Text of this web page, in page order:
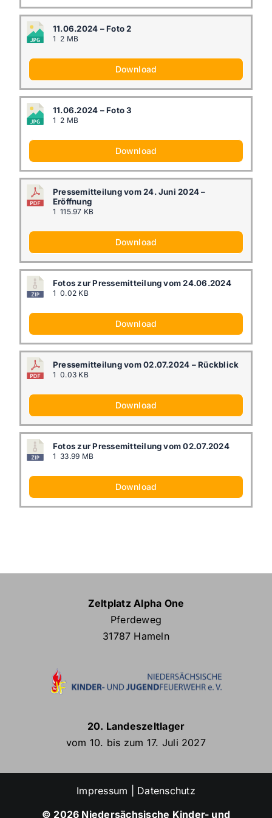
11.06.2024 – Foto 2
1 2 MB
Download
11.06.2024 – Foto 3
1 2 MB
Download
Pressemitteilung vom 24. Juni 2024 –
Eröffnung
1 115.97 KB
Download
Fotos zur Pressemitteilung vom 24.06.2024
1 0.02 KB
Download
Pressemitteilung vom 02.07.2024 – Rückblick
1 0.03 KB
Download
Fotos zur Pressemitteilung vom 02.07.2024
1 33.99 MB
Download
Zeltplatz Alpha One
Pferdeweg
31787 Hameln
20. Landeszeltlager
vom 10. bis zum 17. Juli 2027
Impressum
Datenschutz
© 2026 Niedersächsische Kinder- und